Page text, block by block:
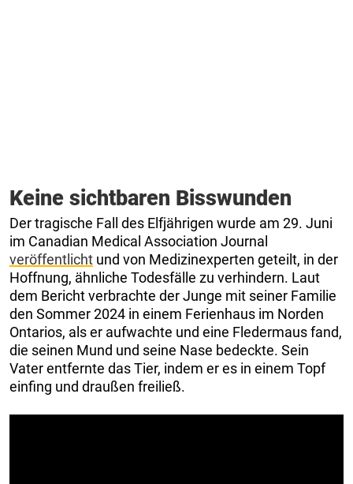
Keine sichtbaren Bisswunden
Der tragische Fall des Elfjährigen wurde am 29. Juni
im Canadian Medical Association Journal
veröffentlicht und von Medizinexperten geteilt, in der
Hoffnung, ähnliche Todesfälle zu verhindern. Laut
dem Bericht verbrachte der Junge mit seiner Familie
den Sommer 2024 in einem Ferienhaus im Norden
Ontarios, als er aufwachte und eine Fledermaus fand,
die seinen Mund und seine Nase bedeckte. Sein
Vater entfernte das Tier, indem er es in einem Topf
einfing und draußen freiließ.